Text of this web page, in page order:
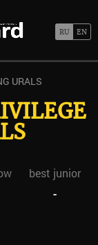
URALS
best junior
-